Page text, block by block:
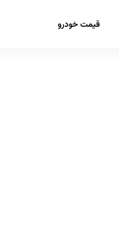
قیمت خودرو